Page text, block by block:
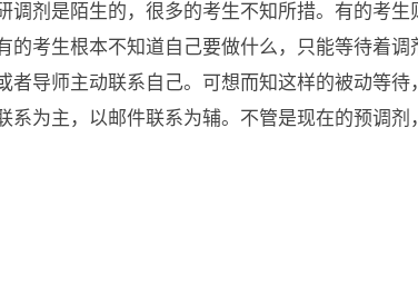
调剂是陌生的，很多的考生不知所措。有的考
的考生根本不知道自己要做什么，只能等待着
者导师主动联系自己。可想而知这样的被动等
系为主，以邮件联系为辅。不管是现在的预调